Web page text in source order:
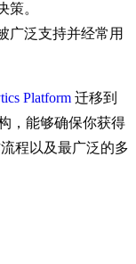
策。
广泛支持并经常用
Platform 迁移到
，能够确保你获得
程以及最广泛的多